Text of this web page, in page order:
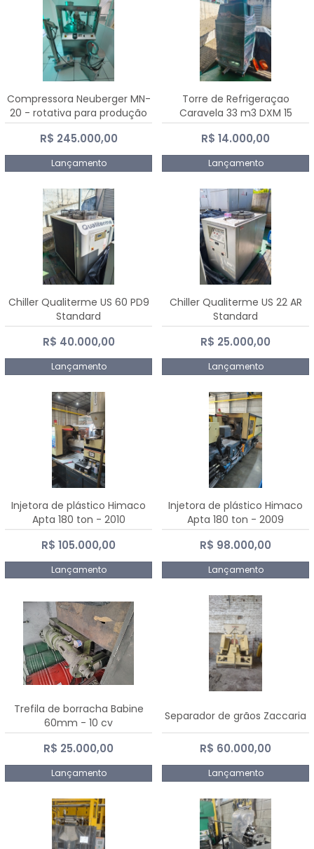
Compressora Neuberger MN-
20 - rotativa para produção
de comprimidos
R$ 245.000,00
Lançamento
Torre de Refrigeraçao
Caravela 33 m3 DXM 15
R$ 14.000,00
Lançamento
Chiller Qualiterme US 60 PD9
Standard
R$ 40.000,00
Lançamento
Chiller Qualiterme US 22 AR
Standard
R$ 25.000,00
Lançamento
Injetora de plástico Himaco
Apta 180 ton - 2010
R$ 105.000,00
Lançamento
Injetora de plástico Himaco
Apta 180 ton - 2009
R$ 98.000,00
Lançamento
Trefila de borracha Babine
60mm - 10 cv
R$ 25.000,00
Lançamento
Separador de grãos Zaccaria
R$ 60.000,00
Lançamento